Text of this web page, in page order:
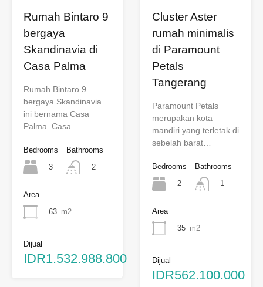
Rumah Bintaro 9
bergaya
Skandinavia di
Casa Palma
Rumah Bintaro 9
bergaya Skandinavia
ini bernama Casa
Palma .Casa…
Bedrooms
3
Bathrooms
2
Area
63 m2
Dijual
IDR1.532.988.800
Cluster Aster
rumah minimalis
di Paramount
Petals
Tangerang
Paramount Petals
merupakan kota
mandiri yang terletak di
sebelah barat…
Bedrooms
2
Bathrooms
1
Area
35 m2
Dijual
IDR562.100.000